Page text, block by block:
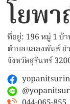
โยพ
ที่อยู่: 196 หมู่ 1 บ้
ตำบลแสลงพันธ์ อำ
จังหวัดสุรินทร์
yopanitsurin